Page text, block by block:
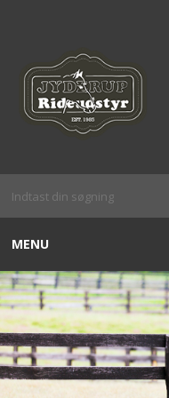
MENU
TIL HESTEN
HUND
KÆPHEST M.M
SIKKERHED